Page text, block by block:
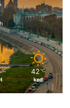
℃ 42 ℃
ked